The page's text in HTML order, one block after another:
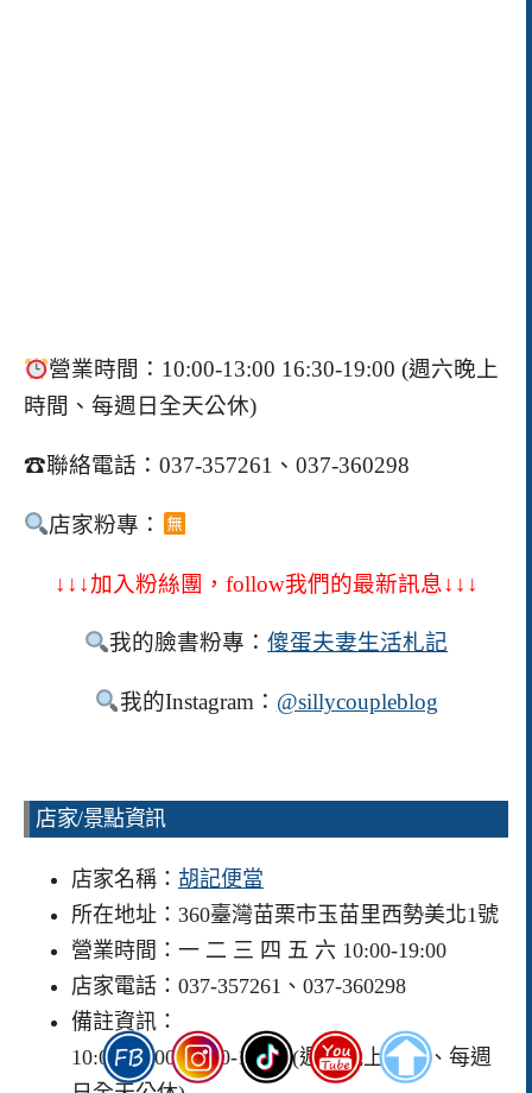
營業時間：10:00-13:00 16:30-19:00 (週六晚上
時間、每週日全天公休)
☎聯絡電話：037-357261、037-360298
店家粉專：
↓↓↓加入粉絲團，follow我們的最新訊息↓↓↓
我的臉書粉專：傻蛋夫妻生活札記
我的Instagram： @sillycoupleblog
店家/景點資訊
店家名稱： 胡記便當
所在地址：360臺灣苗栗市玉苗里西勢美北1號
營業時間：一 二 三 四 五 六 10:00-19:00
店家電話：037-357261、037-360298
備註資訊：
10:00-13:00 16:30-19:00 (週六晚上時間、每週